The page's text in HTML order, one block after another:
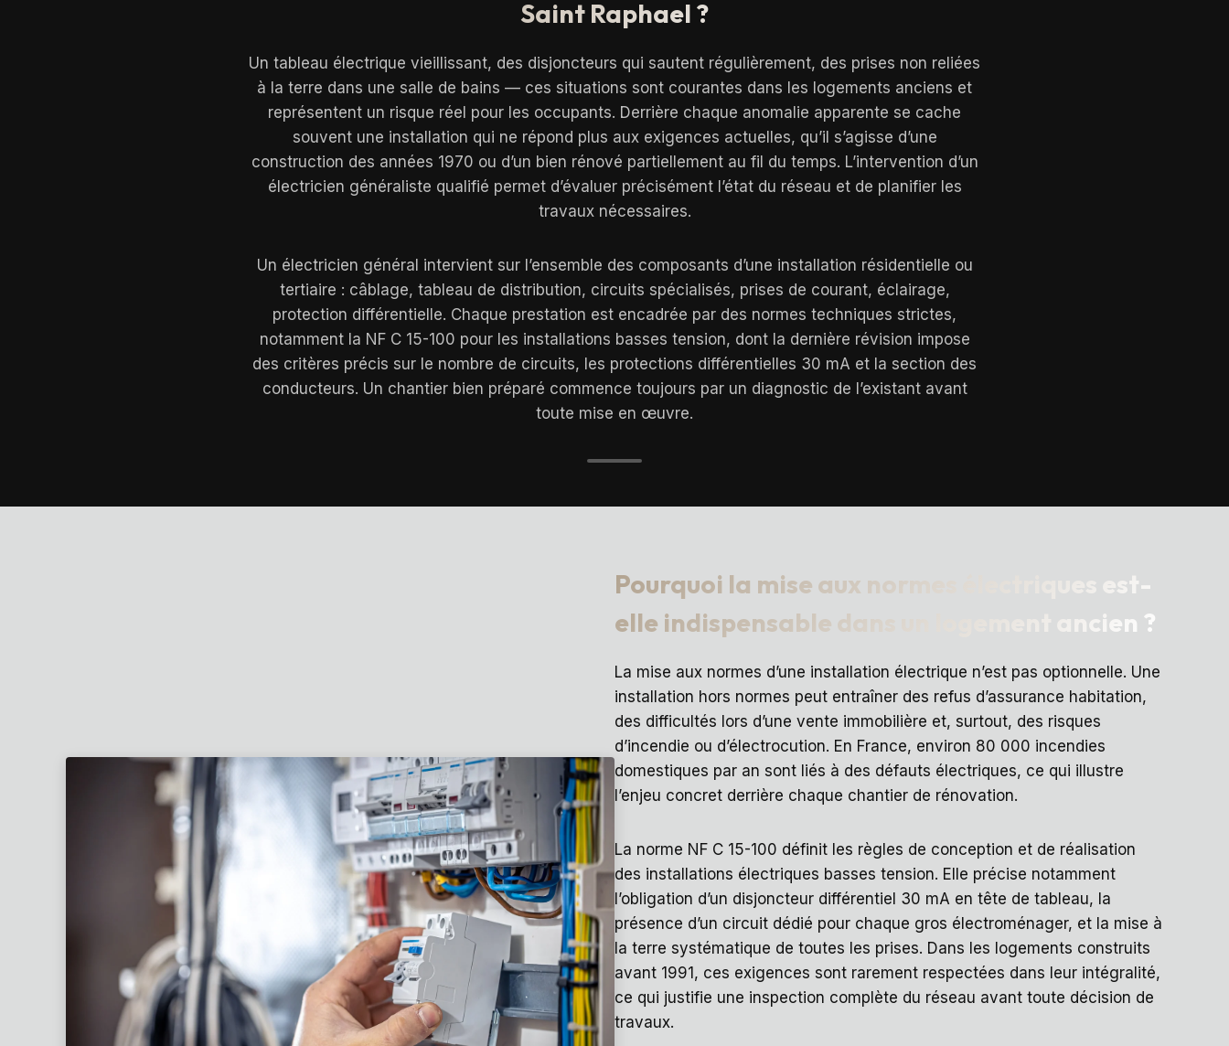
Saint Raphael ?
Un tableau électrique vieillissant, des disjoncteurs qui sautent régulièrement, des prises non reliées
à la terre dans une salle de bains — ces situations sont courantes dans les logements anciens et
représentent un risque réel pour les occupants. Derrière chaque anomalie apparente se cache
souvent une installation qui ne répond plus aux exigences actuelles, qu’il s’agisse d’une
construction des années 1970 ou d’un bien rénové partiellement au fil du temps. L’intervention d’un
électricien généraliste qualifié permet d’évaluer précisément l’état du réseau et de planifier les
travaux nécessaires.
Un électricien général intervient sur l’ensemble des composants d’une installation résidentielle ou
tertiaire : câblage, tableau de distribution, circuits spécialisés, prises de courant, éclairage,
protection différentielle. Chaque prestation est encadrée par des normes techniques strictes,
notamment la NF C 15-100 pour les installations basses tension, dont la dernière révision impose
des critères précis sur le nombre de circuits, les protections différentielles 30 mA et la section des
conducteurs. Un chantier bien préparé commence toujours par un diagnostic de l’existant avant
toute mise en œuvre.
Pourquoi la mise aux normes électriques est-
elle indispensable dans un logement ancien ?
La mise aux normes d’une installation électrique n’est pas optionnelle. Une
installation hors normes peut entraîner des refus d’assurance habitation,
des difficultés lors d’une vente immobilière et, surtout, des risques
d’incendie ou d’électrocution. En France, environ 80 000 incendies
domestiques par an sont liés à des défauts électriques, ce qui illustre
l’enjeu concret derrière chaque chantier de rénovation.
La norme NF C 15-100 définit les règles de conception et de réalisation
des installations électriques basses tension. Elle précise notamment
l’obligation d’un disjoncteur différentiel 30 mA en tête de tableau, la
présence d’un circuit dédié pour chaque gros électroménager, et la mise à
la terre systématique de toutes les prises. Dans les logements construits
avant 1991, ces exigences sont rarement respectées dans leur intégralité,
ce qui justifie une inspection complète du réseau avant toute décision de
travaux.